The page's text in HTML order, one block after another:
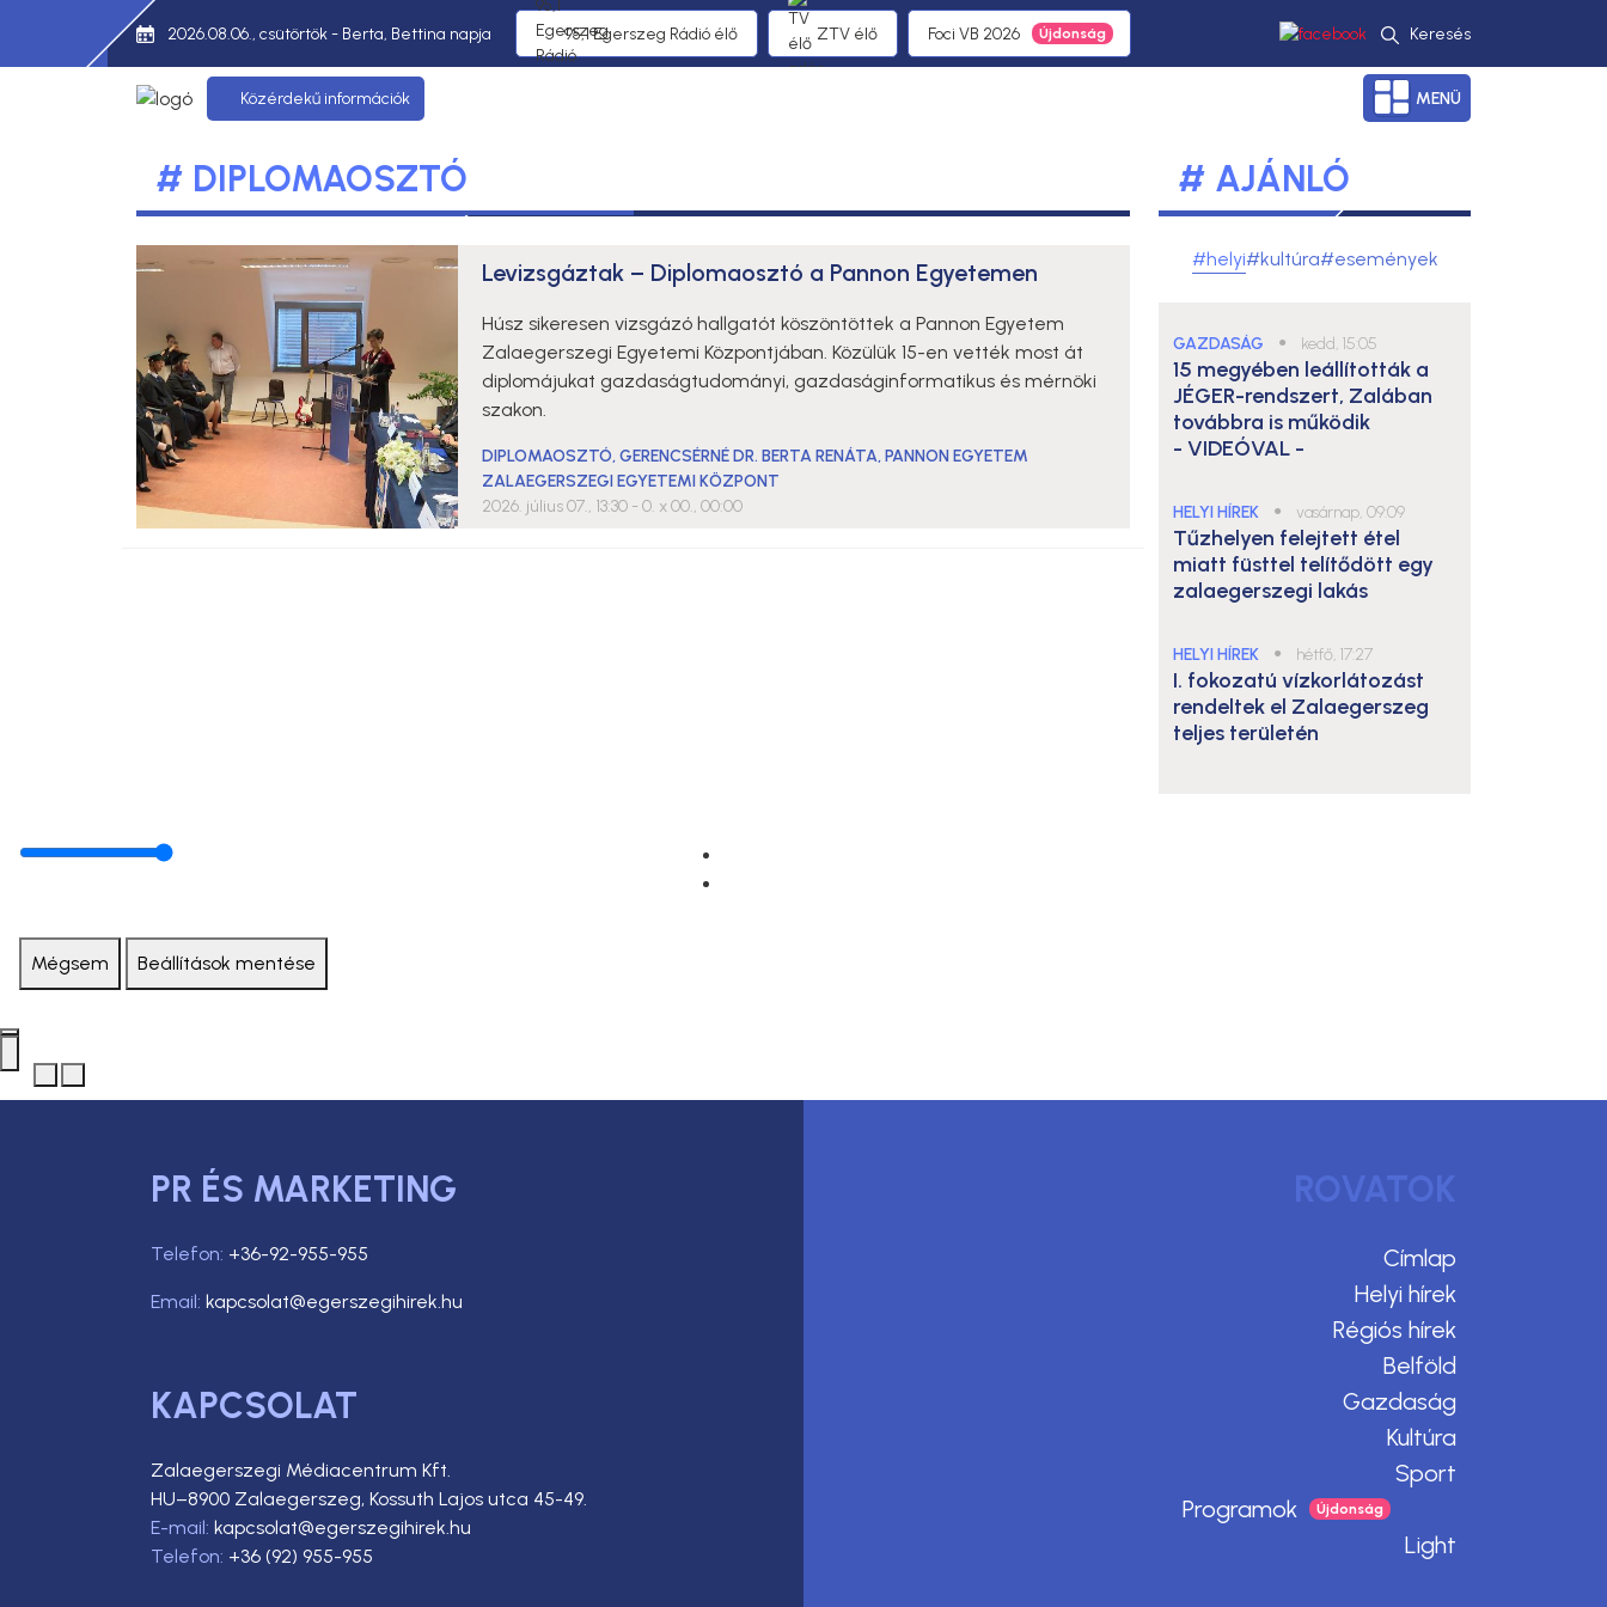
2026.08.06., csütörtök - Berta, Bettina napja 95,1 Egerszeg Rádió élő ZTV élő Foci VB 2026 Keresés
Közérdekű információk MENÜ
# DIPLOMAOSZTÓ
Levizsgáztak – Diplomaosztó a Pannon Egyetemen
Húsz sikeresen vizsgázó hallgatót köszöntöttek a Pannon Egyetem
Zalaegerszegi Egyetemi Központjában. Közülük 15-en vették most át
diplomájukat gazdaságtudományi, gazdaságinformatikus és mérnöki
szakon.
DIPLOMAOSZTÓ,GERENCSÉRNÉ DR. BERTA RENÁTA,PANNON EGYETEM
ZALAEGERSZEGI EGYETEMI KÖZPONT
2026. július 07., 13:30 - 0. x 00., 00:00
# AJÁNLÓ
#helyi#kultúra#események
GAZDASÁG ● kedd, 15:05
15 megyében leállították a
JÉGER-rendszert, Zalában
továbbra is működik
- VIDEÓVAL -
HELYI HÍREK ● vasárnap, 09:09
Tűzhelyen felejtett étel
miatt füsttel telítődött egy
zalaegerszegi lakás
HELYI HÍREK ● hétfő, 17:27
I. fokozatú vízkorlátozást
rendeltek el Zalaegerszeg
teljes területén
Mégsem Beállítások mentése
PR ÉS MARKETING
Telefon: +36-92-955-955
Email: kapcsolat@egerszegihirek.hu
KAPCSOLAT
Zalaegerszegi Médiacentrum Kft.
HU–8900 Zalaegerszeg, Kossuth Lajos utca 45-49.
E-mail: kapcsolat@egerszegihirek.hu
Telefon: +36 (92) 955-955
ROVATOK
Címlap
Helyi hírek
Régiós hírek
Belföld
Gazdaság
Kultúra
Sport
Programok
Light